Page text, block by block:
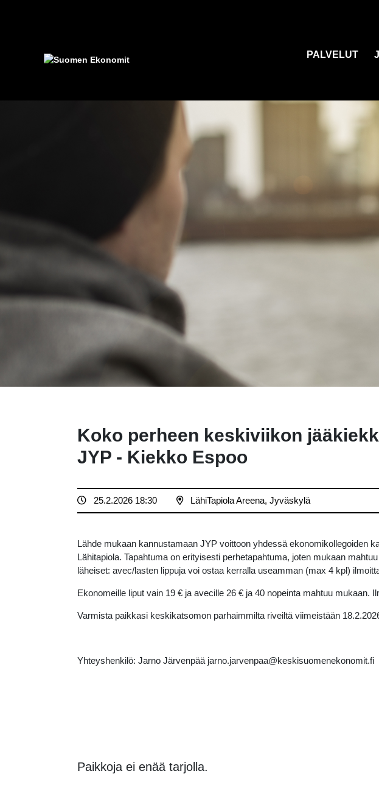
PALVELUT
Koko perheen keskiviikon
JYP - Kiekko Espoo
25.2.2026 18:30 LähiTapiola Areena, Jyväskylä
Lähde mukaan kannustamaan JYP voittoon yhdessä ekonomikollegoiden
Lähitapiola. Tapahtuma on erityisesti perhetapahtuma, joten mukaan
läheiset: avec/lasten lippuja voi ostaa kerralla useamman (max 4 kpl)
Ekonomeille liput vain 19 € ja avecille 26 € ja 40 nopeinta mahtuu mukaan.
Varmista paikkasi keskikatsomon parhaimmilta riveiltä viimeistään
Yhteyshenkilö: Jarno Järvenpää jarno.jarvenpaa@keskisuomenekonomit.fi
Paikkoja ei enää tarjolla.